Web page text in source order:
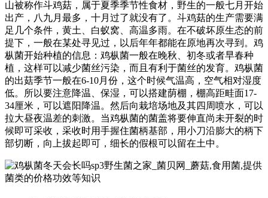
山被称作斗鸡菇，属于夏季季节性食材，野生的一般七月开始
出产，八九月最多，十月过了就没有了。斗鸡菇的生产需要满
足几个条件，黄土、白蚁窝、高温多雨。在不破坏原生态的前
提下，一般在某处寻见过，以后年年都能在原地再次寻到。鸡
枞菌开始种植的信息：鸡枞菌一般在晚秋、初冬或者早春种
植，这样可以减少菌丝污染，而且有利于菌丝的发育。鸡枞菌
的出菇季节一般在6-10月份，这个时候气温高，空气相对湿度
低。所以要注意降温、保湿，可以搭建荫棚，棚高距畦面17-
34厘米，可以遮阳降温。然后向栽培场地及其四周喷水，可以
拉大昼夜温差的刺激。当鸡枞菌的菌盖将要伸直尚未开裂的时
候即可采收，采收时用手握住菌柄基部，用小刀沿膨大的柄下
部切断，向上拔起即可，细长的假根可以留在土中。
sp3野生菌之家_菌贝网_蘑菇,食用菌,提供
菌类的价格功效等知识